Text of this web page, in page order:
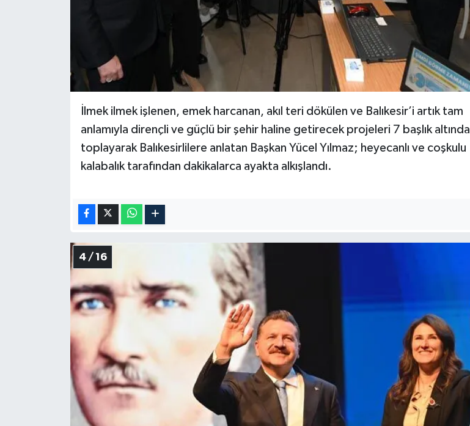
İlmek ilmek işlenen, emek harcanan, akıl teri dökülen ve Balıkesir’i artık tam
anlamıyla dirençli ve güçlü bir şehir haline getirecek projeleri 7 başlık altında
toplayarak Balıkesirlilere anlatan Başkan Yücel Yılmaz; heyecanlı ve coşkulu
kalabalık tarafından dakikalarca ayakta alkışlandı.
4 / 16